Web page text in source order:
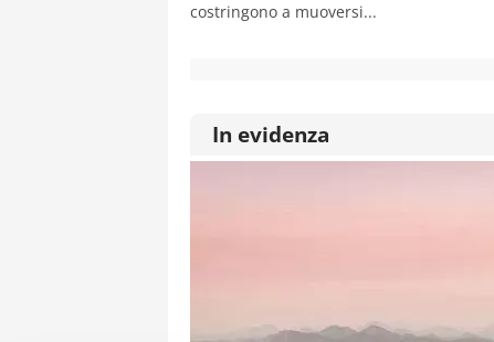
costringono a muoversi...
In evidenza